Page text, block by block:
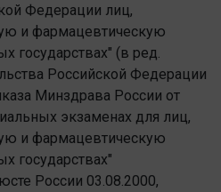
Федерации лиц,
и фармацевтическую
государствах" (в ред.
Российской Федерации
Минздрава России от
экзаменах для лиц,
и фармацевтическую
государствах"
России 03.08.2000,